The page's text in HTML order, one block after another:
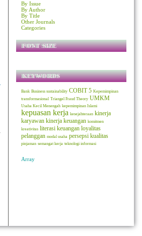
By Issue
By Author
By Title
Other Journals
Categories
FONT SIZE
KEYWORDS
Bank Business sustainability COBIT 5 Kepemimpinan
transformasional Triangel Fraud Theory UMKM
Usaha Kecil Menengah kepemimpinan Islami
kepuasan kerja kesejahteraan kinerja
karyawan kinerja keuangan komitmen
kreativitas literasi keuangan loyalitas
pelanggan modal usaha persepsi kualitas
pinjaman semangat kerja teknologi informasi
Array